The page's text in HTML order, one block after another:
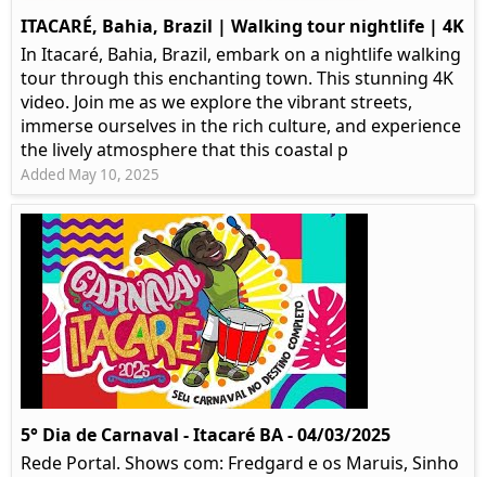
ITACARÉ, Bahia, Brazil | Walking tour nightlife | 4K
In Itacaré, Bahia, Brazil, embark on a nightlife walking
tour through this enchanting town. This stunning 4K
video. Join me as we explore the vibrant streets,
immerse ourselves in the rich culture, and experience
the lively atmosphere that this coastal p
Added May 10, 2025
5° Dia de Carnaval - Itacaré BA - 04/03/2025
Rede Portal. Shows com: Fredgard e os Maruis, Sinho